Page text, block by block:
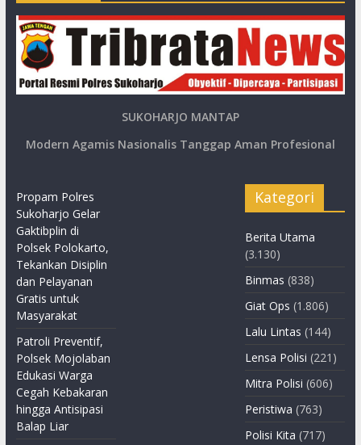
SUKOHARJO MANTAP
Modern Agamis Nasionalis Tanggap Aman Profesional
Propam Polres
Sukoharjo Gelar
Gaktibplin di
Polsek Polokarto,
Tekankan Disiplin
dan Pelayanan
Gratis untuk
Masyarakat
Patroli Preventif,
Polsek Mojolaban
Edukasi Warga
Cegah Kebakaran
hingga Antisipasi
Balap Liar
Kategori
Berita Utama
(3.130)
Binmas (838)
Giat Ops (1.806)
Lalu Lintas (144)
Lensa Polisi (221)
Mitra Polisi (606)
Peristiwa (763)
Polisi Kita (717)